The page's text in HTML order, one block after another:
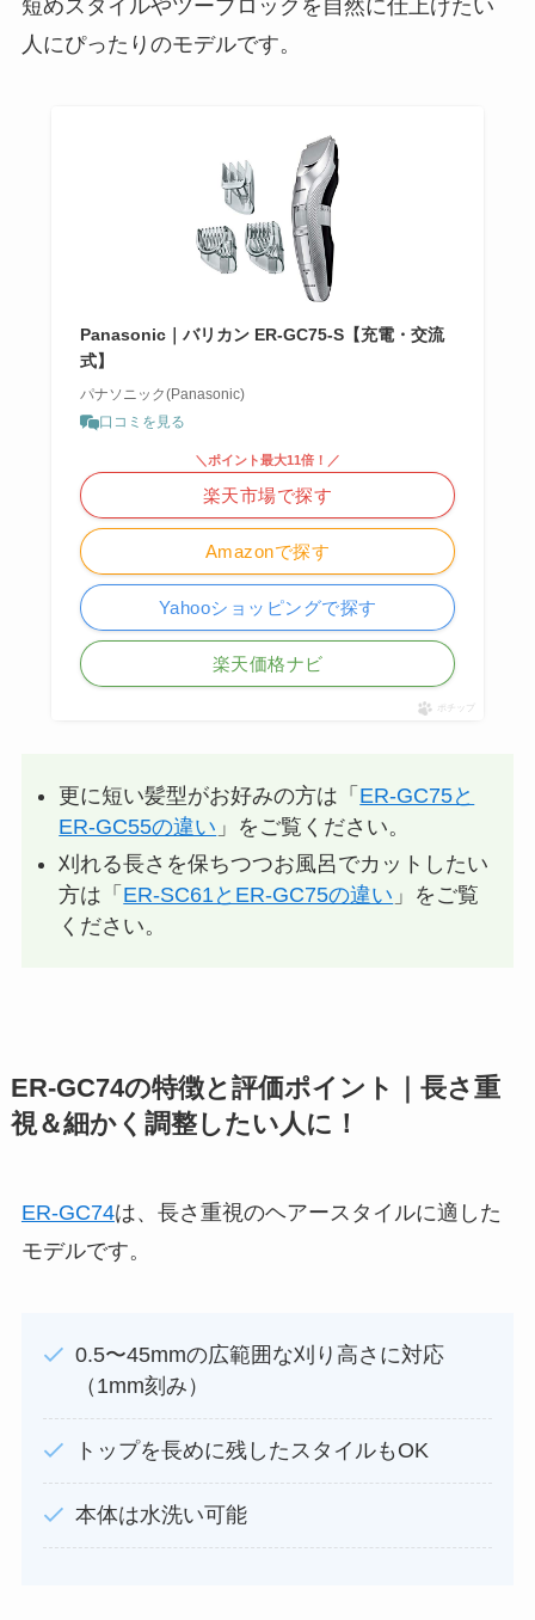
短めスタイルやツーブロックを自然に仕上げたい
人にぴったりのモデルです。
Panasonic｜バリカン ER-GC75-S【充電・交流
式】
パナソニック(Panasonic)
口コミを見る
Amazonで探す
＼ポイント最大11倍！／
楽天市場で探す
Yahooショッピングで探す
楽天価格ナビ
ポチップ
更に短い髪型がお好みの方は「 ER-GC75と
ER-GC55の違い 」をご覧ください。
刈れる長さを保ちつつお風呂でカットしたい
方は「 ER-SC61とER-GC75の違い 」をご覧
ください。
ER-GC74の特徴と評価ポイント｜長さ重
視＆細かく調整したい人に！
ER-GC74は、長さ重視のヘアースタイルに適した
モデルです。
0.5〜45mmの広範囲な刈り高さに対応
（1mm刻み）
トップを長めに残したスタイルもOK
本体は水洗い可能